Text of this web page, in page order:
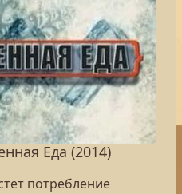
Еда (2014)
потребление